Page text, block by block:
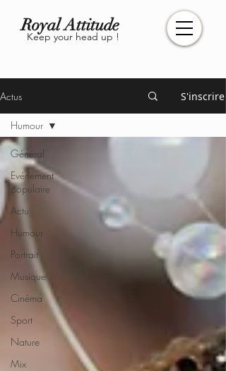
Keep your head up !
Royal Attitude
Actus S'inscrire
Général
Evénement
populaire
Actu
Humour
Portrait
Musique
Cinéma
Sport
Nature
Mix
Humour